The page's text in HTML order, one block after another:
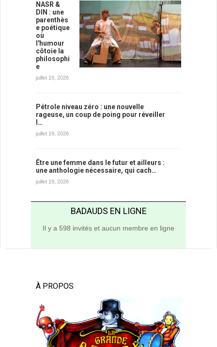
NASR &
DIN : une
parenthès
e poétique
où
l'humour
côtoie la
philosophi
e
juillet 19, 2026
Pétrole niveau zéro : une nouvelle
rageuse, un coup de poing pour réveiller
l…
juillet 19, 2026
Être une femme dans le futur et ailleurs :
une anthologie nécessaire, qui cach…
juillet 19, 2026
BADAUDS EN LIGNE
Il y a 598 invités et aucun membre en ligne
À PROPOS